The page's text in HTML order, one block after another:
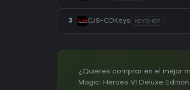
3 CJS-CDKeys KEYSHOP
¿Quieres comprar en el mejor
Magic: Heroes VI Deluxe